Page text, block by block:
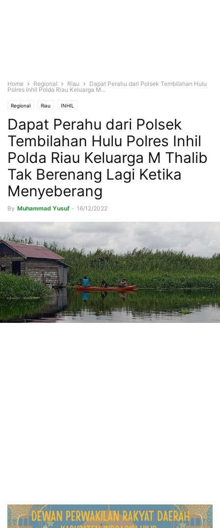
Home Regional Riau
Dapat Perahu dari Polsek Tembilahan Hulu
Polres Inhil Polda Riau Keluarga M...
Regional Riau INHIL
Dapat Perahu dari Polsek
Tembilahan Hulu Polres Inhil
Polda Riau Keluarga M Thalib
Tak Berenang Lagi Ketika
Menyeberang
By Muhammad Yusuf - 16/12/2022